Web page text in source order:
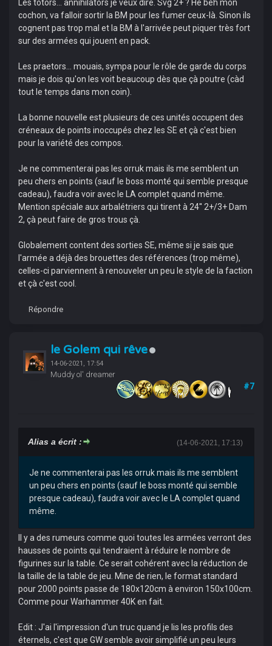
Les totors... annihilators je veux dire. Svg 2+ ? He beh mon
cochon, va falloir sortir la BM pour les fumer ceux-là. Sinon ils
cognent pas trop mal et la BM à l'arrivée peut piquer très fort
sur des armées qui jouent en pack.
Les praetors... mouais, sympa pour le rôle de garde du corps
mais je dois qu'on les voit beaucoup dès que çà poutre (càd
tout le temps dans mon coin).
La bonne nouvelle est plusieurs de ces unités occupent des
créneaux de points inoccupés chez les SE et çà c'est bien
pour la variété des compos.
Je ne commenterai pas les orruk mais ils me semblent un
peu chers en points (sauf le boss monté qui semble presque
cadeau), faudra voir avec le LA complet quand même.
Mention spéciale aux arbalétriers qui tirent à 24'' 2+/3+ Dam
2, çà peut faire de gros trous çà.
Globalement content des sorties SE, même si je sais que
l'armée a déjà des brouettes des références (trop même),
celles-ci parviennent à renouveler un peu le style de la faction
et çà c'est cool.
Répondre
le Golem qui rêve
14-06-2021, 17:54
Muddy ol' dreamer
#7
(14-06-2021, 17:13)
Alias a écrit :
Je ne commenterai pas les orruk mais ils me semblent
un peu chers en points (sauf le boss monté qui semble
presque cadeau), faudra voir avec le LA complet quand
même.
Il y a des rumeurs comme quoi toutes les armées verront des
hausses de points qui tendraient à réduire le nombre de
figurines sur la table. Ce serait cohérent avec la réduction de
la taille de la table de jeu. Mine de rien, le format standard
pour 2000 points passe de 180x120cm à environ 150x100cm.
Comme pour Warhammer 40K en fait.
Edit : J'ai l'impression d'un truc quand je lis les profils des
éternels, c'est que GW semble avoir simplifié un peu leurs